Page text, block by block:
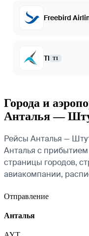
Freebird
TI TI
Города и
Анталья —
Рейсы Анталья —
Анталья с
страницы городов,
авиакомпании,
Отправление
Анталья